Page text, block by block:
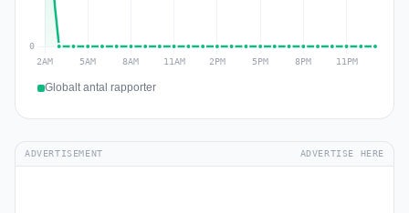
Globalt antal rapporter
ADVERTISEMENT ADVERTISE HERE